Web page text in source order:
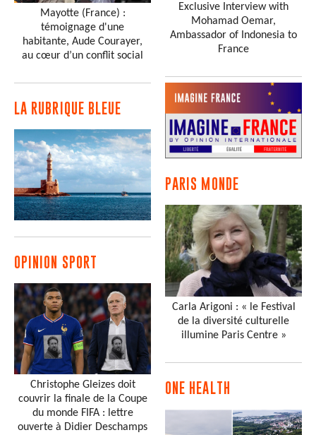
Mayotte (France) :
témoignage d'une
habitante, Aude Courayer,
au cœur d’un conflit social
LA RUBRIQUE BLEUE
OPINION SPORT
Christophe Gleizes doit
couvrir la finale de la Coupe
du monde FIFA : lettre
ouverte à Didier Deschamps
Exclusive Interview with
Mohamad Oemar,
Ambassador of Indonesia to
France
PARIS MONDE
Carla Arigoni : « le Festival
de la diversité culturelle
illumine Paris Centre »
ONE HEALTH